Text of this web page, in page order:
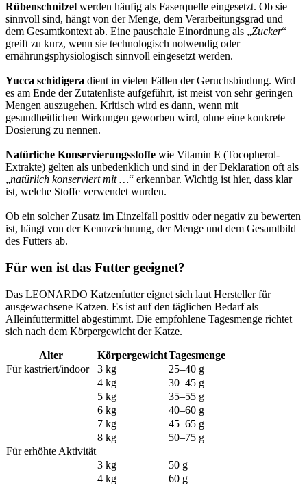
Rübenschnitzel werden häufig als Faserquelle eingesetzt. Ob sie
sinnvoll sind, hängt von der Menge, dem Verarbeitungsgrad und
dem Gesamtkontext ab. Eine pauschale Einordnung als „Zucker“
greift zu kurz, wenn sie technologisch notwendig oder
ernährungsphysiologisch sinnvoll eingesetzt werden.
Yucca schidigera dient in vielen Fällen der Geruchsbindung. Wird
es am Ende der Zutatenliste aufgeführt, ist meist von sehr geringen
Mengen auszugehen. Kritisch wird es dann, wenn mit
gesundheitlichen Wirkungen geworben wird, ohne eine konkrete
Dosierung zu nennen.
Natürliche Konservierungsstoffe wie Vitamin E (Tocopherol-
Extrakte) gelten als unbedenklich und sind in der Deklaration oft als
„natürlich konserviert mit …“ erkennbar. Wichtig ist hier, dass klar
ist, welche Stoffe verwendet wurden.
Ob ein solcher Zusatz im Einzelfall positiv oder negativ zu bewerten
ist, hängt von der Kennzeichnung, der Menge und dem Gesamtbild
des Futters ab.
Für wen ist das Futter geeignet?
Das LEONARDO Katzenfutter eignet sich laut Hersteller für
ausgewachsene Katzen. Es ist auf den täglichen Bedarf als
Alleinfuttermittel abgestimmt. Die empfohlene Tagesmenge richtet
sich nach dem Körpergewicht der Katze.
Alter KörpergewichtTagesmenge
Für kastriert/indoor
3 kg
25–40 g
4 kg
30–45 g
5 kg
35–55 g
6 kg
40–60 g
7 kg
45–65 g
8 kg
50–75 g
Für erhöhte Aktivität
3 kg
50 g
4 kg
60 g